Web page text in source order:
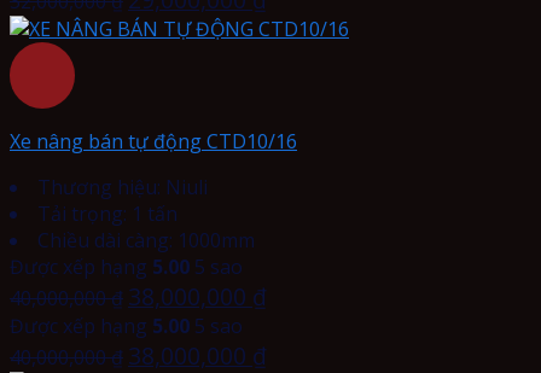
Xe nâng bán tự động CTD10/16
Thương hiệu: Niuli
Tải trọng: 1 tấn
Chiều dài càng: 1000mm
Được xếp hạng 5.00 5 sao
40,000,000₫ 38,000,000 ₫
Được xếp hạng 5.00 5 sao
40,000,000₫ 38,000,000 ₫